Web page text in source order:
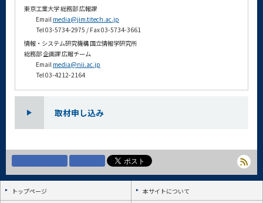
東京工業大学 総務部 広報課
Email media@jim.titech.ac.jp
Tel 03-5734-2975 / Fax 03-5734-3661
情報・システム研究機構 国⽴情報学研究所
総務部 企画課 広報チーム
Email media@nii.ac.jp
Tel 03-4212-2164
取材申し込み
トップページ 本サイトについて